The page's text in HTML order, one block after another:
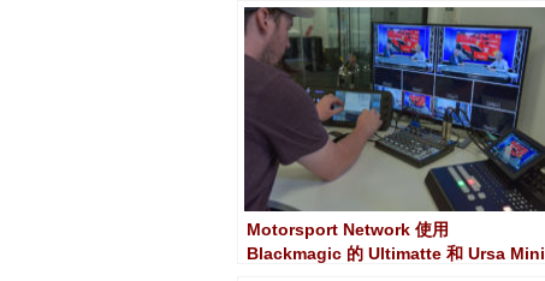
Motorsport Network 使用
Blackmagic 的 Ultimatte 和 Ursa Mini